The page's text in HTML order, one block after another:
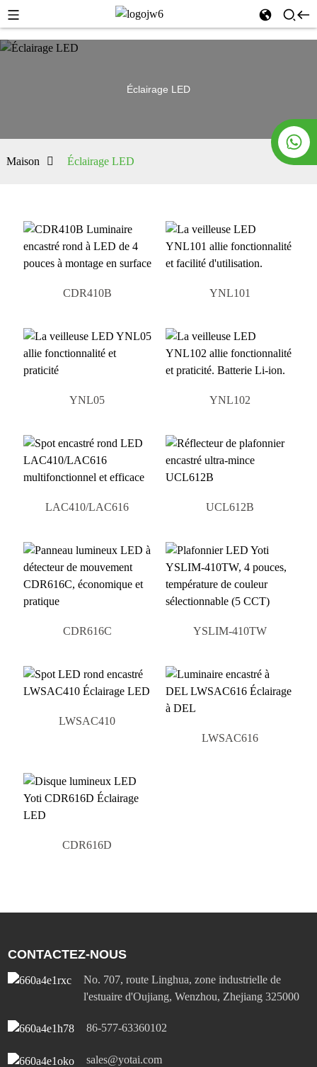
Éclairage LED
Maison Éclairage LED
CDR410B YNL101
YNL05 YNL102
LAC410/LAC616 UCL612B
CDR616C YSLIM-410TW
LWSAC410
LWSAC616
CDR616D
CONTACTEZ-NOUS
No. 707, route Linghua, zone industrielle de
l'estuaire d'Oujiang, Wenzhou, Zhejiang 325000
86-577-63360102
sales@yotai.com